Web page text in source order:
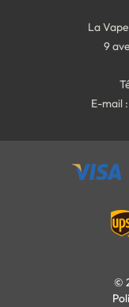
La
9
E-mail :
©